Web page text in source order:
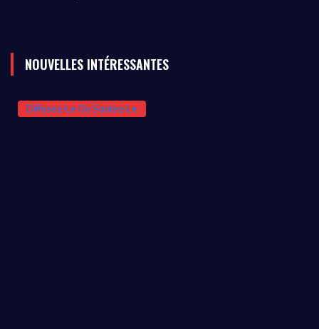
NOUVELLES INTÉRESSANTES
Diffusez-Le Ou Sautez-Le